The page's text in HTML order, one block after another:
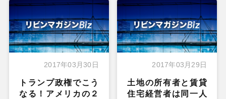
2017年03月30日
トランプ政権でこう
なる！アメリカの２
2017年03月29日
土地の所有者と賃貸
住宅経営者は同一人